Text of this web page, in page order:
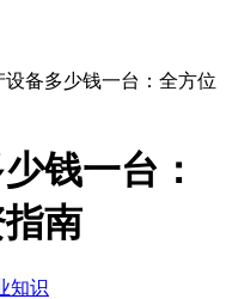
设备多少钱一台：全方位
钱一台：
南
知识